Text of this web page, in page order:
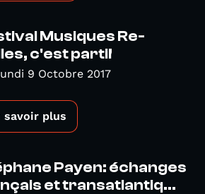
Musiques Re-
c'est parti!
9 Octobre 2017
savoir plus
Payen: échanges
et transatlantiq...